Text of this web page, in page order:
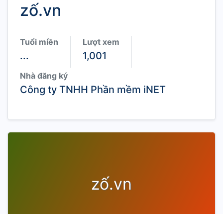
zố.vn
Tuổi miền
...
Lượt xem
1,001
Nhà đăng ký
Công ty TNHH Phần mềm iNET
zố.vn